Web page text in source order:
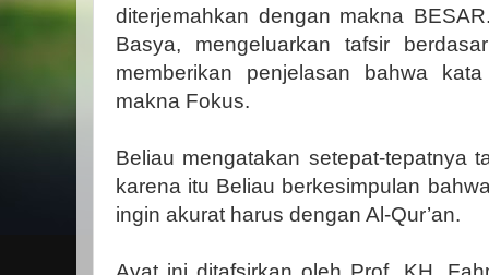
diterjemahkan dengan makna
Basya, mengeluarkan tafsir
memberikan penjelasan bahwa
makna Fokus.
Beliau mengatakan setepat-tepatnya
karena itu Beliau berkesimpulan
ingin akurat harus dengan Al-Qur’an.